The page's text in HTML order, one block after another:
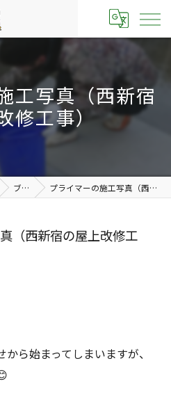
工写真（西新宿
修工事）
ブログ プライマーの施工写真（西新宿の屋上改修工事）
（西新宿の屋上改修工
ら始まってしまいますが、